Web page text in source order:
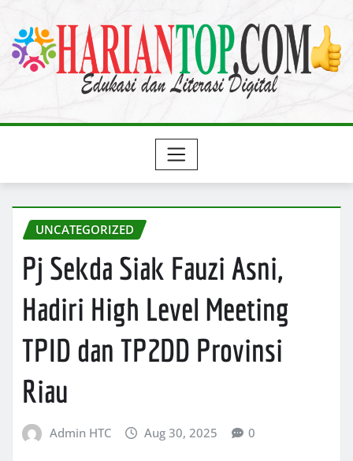
content
UNCATEGORIZED
Pj Sekda Siak Fauzi Asni,
Hadiri High Level Meeting
TPID dan TP2DD Provinsi
Riau
Admin HTC Aug 30, 2025 0